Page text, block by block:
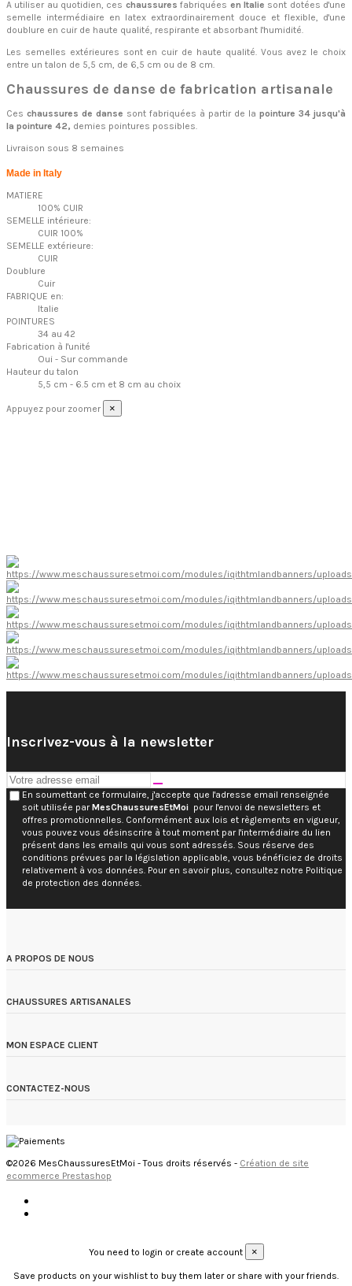
A utiliser au quotidien, ces chaussures fabriquées en Italie sont dotées d'une
semelle intermédiaire en latex extraordinairement douce et flexible, d'une
doublure en cuir de haute qualité, respirante et absorbant l'humidité.
Les semelles extérieures sont en cuir de haute qualité. Vous avez le choix
entre un talon de 5,5 cm, de 6,5 cm ou de 8 cm.
Chaussures de danse de fabrication artisanale
Ces chaussures de danse sont fabriquées à partir de la pointure 34 jusqu'à
la pointure 42, demies pointures possibles.
Livraison sous 8 semaines
Made in Italy
MATIERE
100% CUIR
SEMELLE intérieure:
CUIR 100%
SEMELLE extérieure:
CUIR
Doublure
Cuir
FABRIQUE en:
Italie
POINTURES
34 au 42
Fabrication à l'unité
Oui - Sur commande
Hauteur du talon
5,5 cm - 6.5 cm et 8 cm au choix
Appuyez pour zoomer ×
Inscrivez-vous à la newsletter
En soumettant ce formulaire, j'accepte que l'adresse email renseignée
soit utilisée parMesChaussuresEtMoi pour l'envoi de newsletters et
offres promotionnelles. Conformément aux lois et règlements en vigueur,
vous pouvez vous désinscrire à tout moment par l'intermédiaire du lien
présent dans les emails qui vous sont adressés. Sous réserve des
conditions prévues par la législation applicable, vous bénéficiez de droits
relativement à vos données. Pour en savoir plus, consultez notre Politique
de protection des données.
A PROPOS DE NOUS
CHAUSSURES ARTISANALES
MON ESPACE CLIENT
CONTACTEZ-NOUS
©2026 MesChaussuresEtMoi - Tous droits réservés - Création de site
ecommerce Prestashop
You need to login or create account ×
Save products on your wishlist to buy them later or share with your friends.